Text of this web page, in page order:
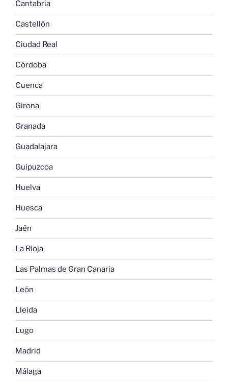
Cantabria
Castellón
Ciudad Real
Córdoba
Cuenca
Girona
Granada
Guadalajara
Guipuzcoa
Huelva
Huesca
Jaén
La Rioja
Las Palmas de Gran Canaria
León
Lleida
Lugo
Madrid
Málaga